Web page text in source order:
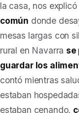
la casa, nos
común donde
mesas largas con
rural en Navarrase
guardar los
contó mientras
estaban
estaban cenando,